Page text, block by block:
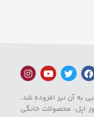
جانبی به آن نیز افزوده شد.
اپل، محصولات خانگی